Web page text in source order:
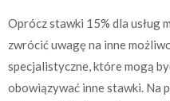
Oprócz stawki 15% dla usług
zwrócić uwagę na inne
specjalistyczne, które mogą
obowiązywać inne stawki. Na